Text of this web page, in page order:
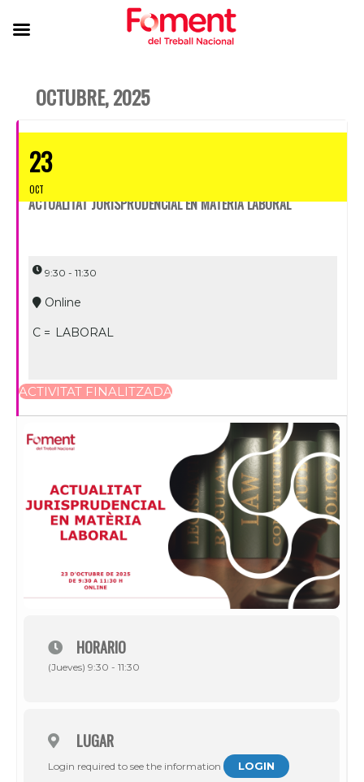
OCTUBRE, 2025
23
OCT
ACTUALITAT JURISPRUDENCIAL EN MATÈRIA LABORAL
9:30 - 11:30
Online
C = LABORAL
ACTIVITAT FINALITZADA
HORARIO
(Jueves) 9:30 - 11:30
LUGAR
Login required to see the information LOGIN